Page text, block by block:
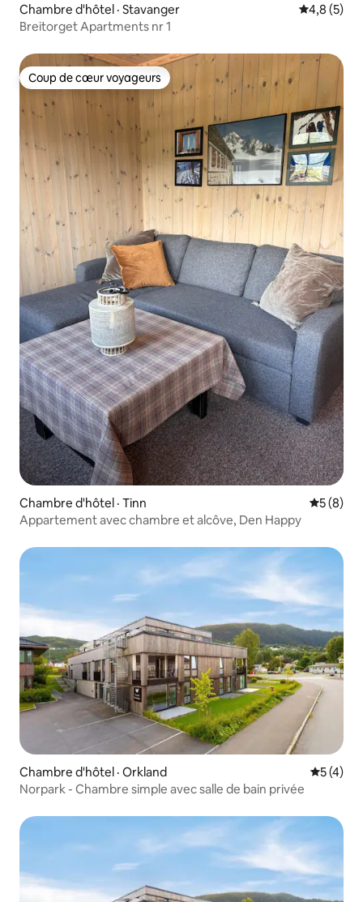
Chambre d'hôtel · Stavanger Note
4,8 (5)
Breitorget Apartments nr 1
Coup de cœur voyageurs
Coup de cœur voyageurs
Chambre d'hôtel · Tinn Note
5 (8)
Appartement avec chambre et alcôve, Den Happy
Chambre d'hôtel · Orkland Note
5 (4)
Norpark - Chambre simple avec salle de bain privée